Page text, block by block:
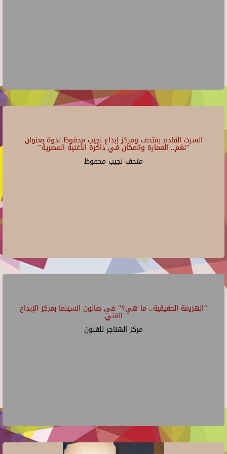
السبت القادم بمتحف ومركز إبداع نجيب محفوظ ندوة بعنوان
"نغم.. العمارة والمكان في ذاكرة الأغنية المصرية"
متحف نجيب محفوظ
"الهزيمة الحقيقية.. ما هي؟" في صالون السينما بمركز الإبداع
الفني
مركز الهناجر للفنون